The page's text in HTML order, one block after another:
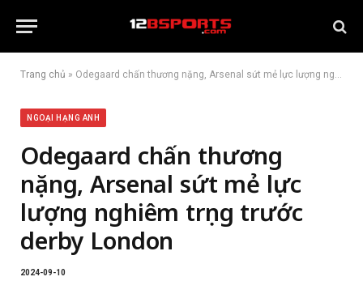
Trang chủ » Odegaard chấn thương nặng, Arsenal sứt mẻ lực lượng nghiêm trọng trước derby London
NGOẠI HẠNG ANH
Odegaard chấn thương
nặng, Arsenal sứt mẻ lực
lượng nghiêm trọng trước
derby London
2024-09-10